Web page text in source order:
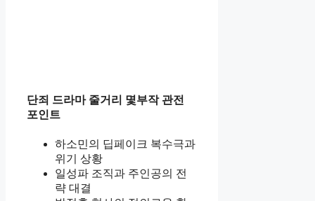
단죄 드라마 줄거리 몇부작 관전
포인트
하소민의 딥페이크 복수극과
위기 상황
일성파 조직과 주인공의 전
략 대결